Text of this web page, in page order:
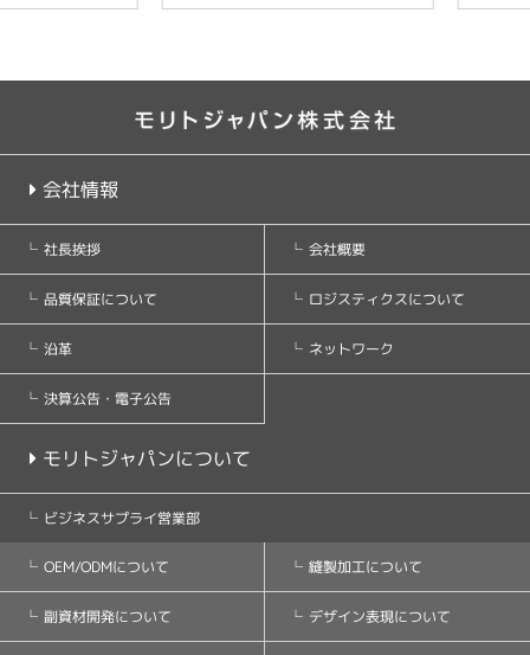
会社情報
社長挨拶 会社概要
品質保証について ロジスティクスについて
沿革 ネットワーク
決算公告・電子公告
モリトジャパンについて
ビジネスサプライ営業部
OEM/ODMについて 縫製加工について
副資材開発について デザイン表現について